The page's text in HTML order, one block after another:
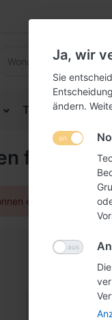
Thekensteller
für
eine Bewertung
Ja, wir
Sie
ändern.